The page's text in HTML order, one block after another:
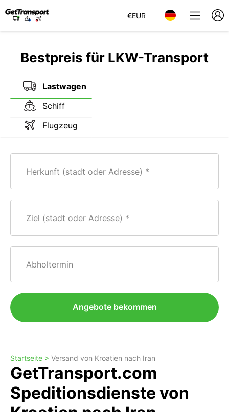
€EUR
Bestpreis für LKW-Transport
Lastwagen
Schiff
Flugzeug
Herkunft (stadt oder Adresse)
Ziel (stadt oder Adresse)
Abholtermin
Angebote bekommen
Startseite > Versand von Kroatien nach Iran
GetTransport.com
Speditionsdienste von